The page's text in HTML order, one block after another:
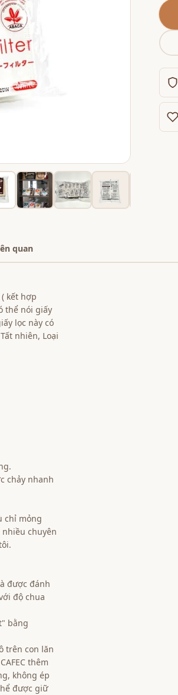
quan
kết hợp
thể nói giấy
lọc này có
nhiên, Loại
chảy nhanh
chỉ mỏng
chuyên
được đánh
độ chua
bằng
trên con lăn
thêm
không ép
được giữ